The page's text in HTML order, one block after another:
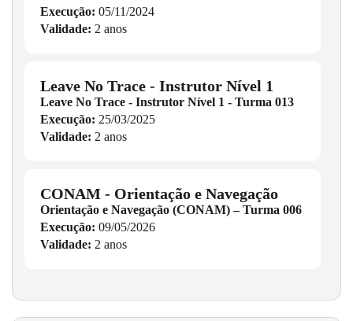
Execução: 05/11/2024
Validade: 2 anos
Leave No Trace - Instrutor Nível 1
Leave No Trace - Instrutor Nível 1 - Turma 013
Execução: 25/03/2025
Validade: 2 anos
CONAM - Orientação e Navegação
Orientação e Navegação (CONAM) – Turma 006
Execução: 09/05/2026
Validade: 2 anos